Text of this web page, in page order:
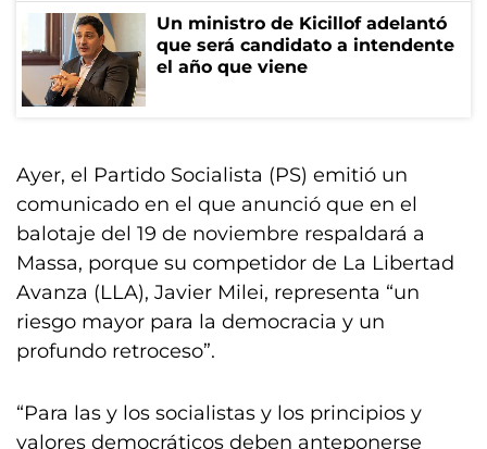
Un ministro de Kicillof adelantó
que será candidato a intendente
el año que viene
Ayer, el Partido Socialista (PS) emitió un
comunicado en el que anunció que en el
balotaje del 19 de noviembre respaldará a
Massa, porque su competidor de La Libertad
Avanza (LLA), Javier Milei, representa “un
riesgo mayor para la democracia y un
profundo retroceso”.
“Para las y los socialistas y los principios y
valores democráticos deben anteponerse